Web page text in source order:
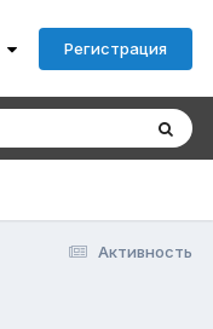
Регистрация
Активность